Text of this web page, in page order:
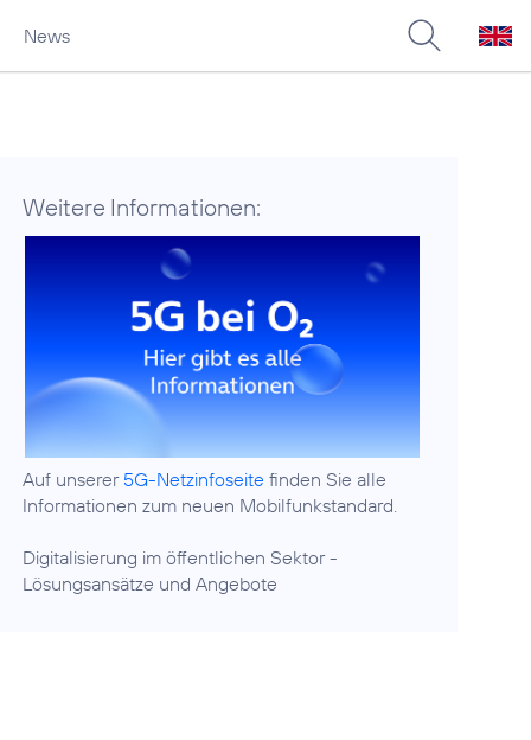
News
Weitere Informationen:
Auf unserer 5G-Netzinfoseite finden Sie alle
Informationen zum neuen Mobilfunkstandard.
Digitalisierung im öffentlichen Sektor-
Lösungsansätze und Angebote